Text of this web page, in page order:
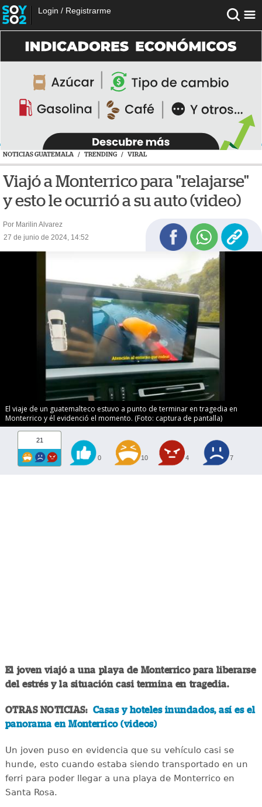
Login / Registrarme
NOTICIAS GUATEMALA / TRENDING / VIRAL
Viajó a Monterrico para "relajarse"
y esto le ocurrió a su auto (video)
Por Marilin Alvarez
27 de junio de 2024, 14:52
El viaje de un guatemalteco estuvo a punto de terminar en tragedia en
Monterrico y él evidenció el momento. (Foto: captura de pantalla)
21
0 10 4 7
El joven viajó a una playa de Monterrico para liberarse
del estrés y la situación casi termina en tragedia.
OTRAS NOTICIAS: Casas y hoteles inundados, así es el
panorama en Monterrico (videos)
Un joven puso en evidencia que su vehículo casi se
hunde, esto cuando estaba siendo transportado en un
ferri para poder llegar a una playa de Monterrico en
Santa Rosa.